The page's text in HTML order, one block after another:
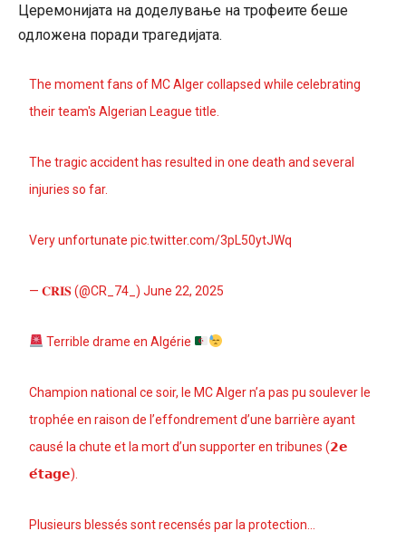
Церемонијата на доделување на трофеите беше
одложена поради трагедијата.
The moment fans of MC Alger collapsed while celebrating
their team's Algerian League title.
The tragic accident has resulted in one death and several
injuries so far.
Very unfortunatepic.twitter.com/3pL50ytJWq
— 𝐂𝐑𝐈𝐒 (@CR_74_)June 22, 2025
Terrible drame en Algérie
Champion national ce soir, le MC Alger n’a pas pu soulever le
trophée en raison de l’effondrement d’une barrière ayant
causé la chute et la mort d’un supporter en tribunes (𝟮𝗲
𝗲́𝘁𝗮𝗴𝗲).
Plusieurs blessés sont recensés par la protection…